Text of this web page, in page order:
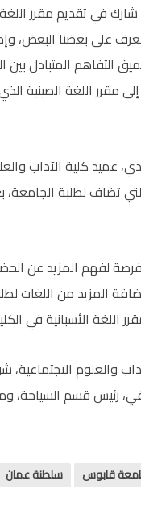
في تقديم مقرر اللغة
على بعضنا البعض،
التفاهم المتبادل
مقرر اللغة الصينية
عميد كلية الآداب
تضاف لطلبة الجامعة،
لفهم المزيد عن
المزيد من
اللغة الأسبانية في
والعلوم
رئيس قسم السياحة،
قابوس سلطنة عمان